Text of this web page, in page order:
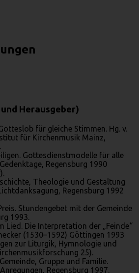
Herausgeber)
für gleiche Stimmen. Hg. v.
für Kirchenmusik Mainz,
Gottesdienstmodelle für alle
Regensburg 1990
Theologie und Gestaltung
Regensburg 1992
Stundengebet mit der Gemeinde
1993.
Lied. Die Interpretation der „Feinde“
(1530–1592) Göttingen 1993
zur Liturgik, Hymnologie und
25).
Gruppe und Familie.
Regensburg 1997.